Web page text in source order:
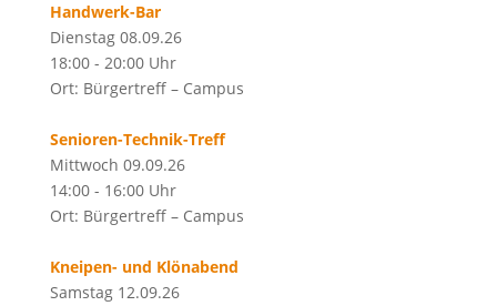
Handwerk-Bar
Dienstag 08.09.26
18:00 - 20:00 Uhr
Ort: Bürgertreff – Campus
Senioren-Technik-Treff
Mittwoch 09.09.26
14:00 - 16:00 Uhr
Ort: Bürgertreff – Campus
Kneipen- und Klönabend
Samstag 12.09.26